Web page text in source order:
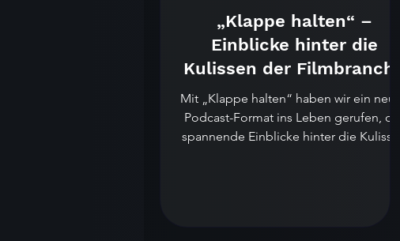
„Klappe halten“ –
Einblicke hinter die
Kulissen der Filmbranche
Mit „Klappe halten“ haben wir ein neues
Podcast-Format ins Leben gerufen, das
spannende Einblicke hinter die Kulissen